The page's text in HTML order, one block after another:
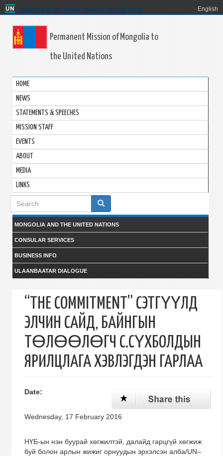
Welcome to the United Nations. It's your world. English
Permanent Mission of Mongolia to
the United Nations
HOME
NEWS
STATEMENTS & SPEECHES
MISSION STAFF
EVENTS
ABOUT
MEDIA
LINKS
Search
form
MONGOLIA AND THE UNITED NATIONS
CONSULAR SERVICES
BUSINESS INFO
ULAANBAATAR DIALOGUE
“THE COMMITMENT” СЭТГҮҮЛД
ЭЛЧИН САЙД, БАЙНГЫН
ТӨЛӨӨЛӨГЧ С.СҮХБОЛДЫН
ЯРИЛЦЛАГА ХЭВЛЭГДЭН ГАРЛАА
Date:
Wednesday, 17 February 2016
НҮБ-ын нэн буурай хөгжилтэй, далайд гарцгүй хөгжиж
буй болон арлын жижиг орнуудын эрхэлсэн алба/UN–